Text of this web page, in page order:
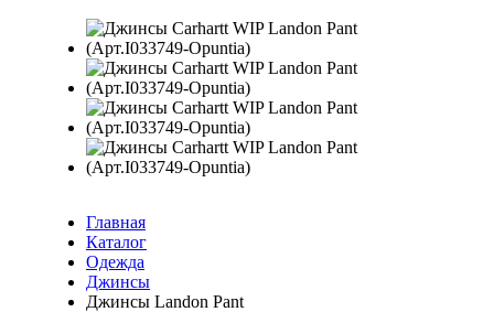
Главная
Каталог
Одежда
Джинсы
Джинсы Landon Pant